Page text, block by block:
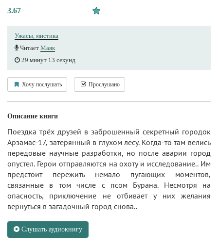
3.67
Ужасы, мистика
Читает Маяк
29 минут 13 секунд
Хочу послушать Прослушано
Описание книги
Поездка трёх друзей в заброшенный секретный городок
Арзамас‑17, затерянный в глухом лесу. Когда‑то там велись
передовые научные разработки, но после аварии город
опустел. Герои отправляются на охоту и исследование.. Им
предстоит пережить немало пугающих моментов,
связанные в том числе с псом Бурана. Несмотря на
опасность, приключение не отбивает у них желания
вернуться в загадочный город снова..
Слушать аудиокнигу